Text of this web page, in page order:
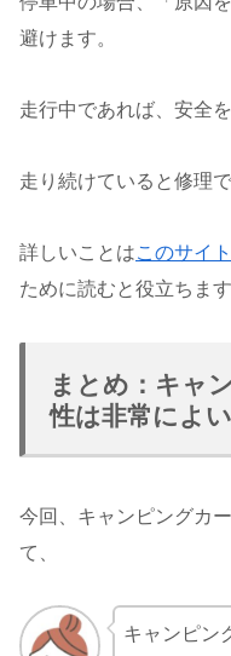
避けます。
走行中であれば、安全
走り続けていると修理
詳しいことはこのサイト
ために読むと役立ちます
まとめ：キャ
性は非常によ
今回、キャンピングカ
て、
キャンピン